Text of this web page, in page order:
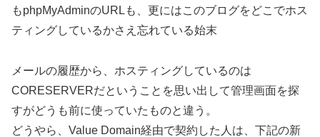
もphpMyAdminのURLも、更にはこのブログをどこでホス
ティングしているかさえ忘れている始末
メールの履歴から、ホスティングしているのは
CORESERVERだということを思い出して管理画面を探
すがどうも前に使っていたものと違う。
どうやら、Value Domain経由で契約した人は、下記の新